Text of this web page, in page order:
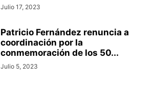
Julio 17, 2023
Patricio Fernández renuncia a
coordinación por la
conmemoración de los 50...
Julio 5, 2023